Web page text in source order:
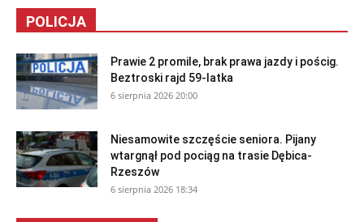
POLICJA
Prawie 2 promile, brak prawa jazdy i pościg.
Beztroski rajd 59-latka
6 sierpnia 2026 20:00
Niesamowite szczęście seniora. Pijany
wtargnął pod pociąg na trasie Dębica-
Rzeszów
6 sierpnia 2026 18:34